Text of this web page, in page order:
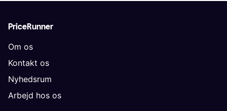
PriceRunner
Om os
Kontakt os
Nyhedsrum
Arbejd hos os